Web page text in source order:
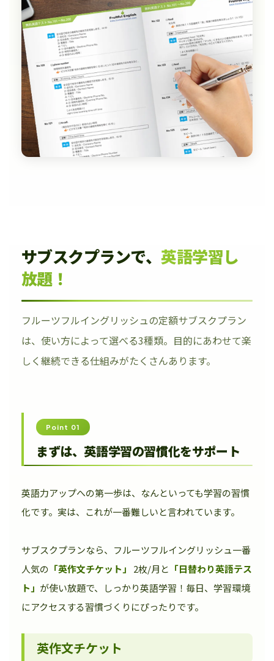
サブスクプランで、 英語学習し
放題！
フルーツフルイングリッシュの定額サブスクプラン
は、使い方によって選べる3種類。目的にあわせて楽
しく継続できる仕組みがたくさんあります。
Point 01
まずは、英語学習の習慣化をサポート
英語力アップへの第一歩は、なんといっても学習の習慣
化です。実は、これが一番難しいと言われています。
サブスクプランなら、フルーツフルイングリッシュ一番
人気の 「英作文チケット」 2枚/月と 「日替わり英語テス
ト」 が使い放題で、しっかり英語学習！毎日、学習環境
にアクセスする習慣づくりにぴったりです。
英作文チケット